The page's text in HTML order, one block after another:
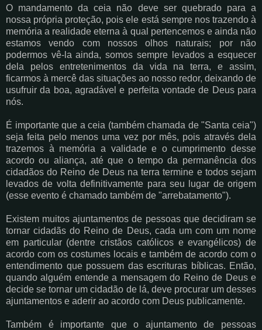
O mandamento da ceia não deve ser quebrado para a
nossa própria proteção, pois ele está sempre nos trazendo à
memória a realidade eterna à qual pertencemos e ainda não
estamos vendo com nossos olhos naturais; por não
podermos vê-la ainda, somos sempre levados a esquecer
dela pelos entretenimentos da vida na terra, e assim,
ficarmos à mercê das situações ao nosso redor, deixando de
usufruir da boa, agradável e perfeita vontade de Deus para
nós.
É importante que a ceia (também chamada de "Santa ceia")
seja feita pelo menos uma vez por mês, pois através dela
trazemos à memória a validade e o cumprimento desse
acordo ou aliança, até que o tempo da permanência dos
cidadãos do Reino de Deus na terra termine e todos sejam
levados de volta definitivamente para seu lugar de origem
(esse evento é chamado também de "arrebatamento").
Existem muitos ajuntamentos de pessoas que decidiram se
tornar cidadãs do Reino de Deus, cada um com um nome
em particular (dentre cristãos católicos e evangélicos) de
acordo com os costumes locais e também de acordo com o
entendimento que possuem das escrituras bíblicas. Então,
quando alguém entende a mensagem do Reino de Deus e
decide se tornar um cidadão de lá, deve procurar um desses
ajuntamentos e aderir ao acordo com Deus publicamente.
Também é importante que o ajuntamento de pessoas